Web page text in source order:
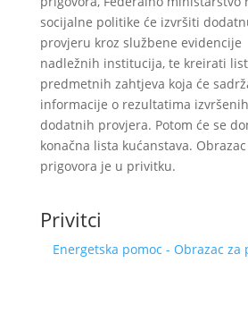
socijalne politike će izvršiti
provjeru kroz službene evidencije
nadležnih institucija, te kreirati
predmetnih zahtjeva koja će
informacije o rezultatima izvršenih
dodatnih provjera. Potom će se
konačna lista kućanstava. Obrazac
prigovora je u privitku.
Privitci
Energetska pomoc - Obrazac za